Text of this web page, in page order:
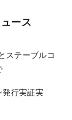
ース
ステーブルコ
行実証実